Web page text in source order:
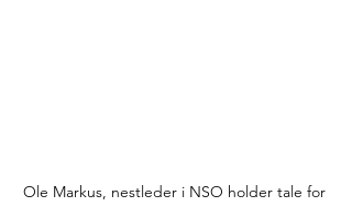
Ole Markus, nestleder i NSO holder tale for